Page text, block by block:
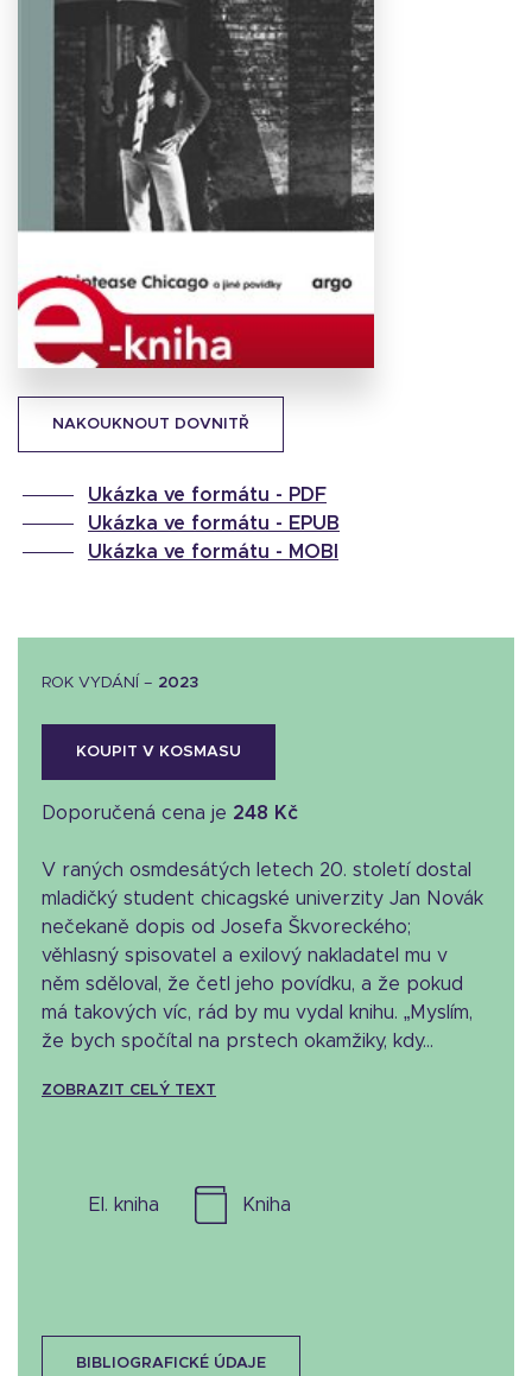
NAKOUKNOUT DOVNITŘ
Ukázka ve formátu - PDF
Ukázka ve formátu - EPUB
Ukázka ve formátu - MOBI
ROK VYDÁNÍ – 2023
KOUPIT V KOSMASU
Doporučená cena je 248 Kč
V raných osmdesátých letech 20. století dostal
mladičký student chicagské univerzity Jan Novák
nečekaně dopis od Josefa Škvoreckého;
věhlasný spisovatel a exilový nakladatel mu v
něm sděloval, že četl jeho povídku, a že pokud
má takových víc, rád by mu vydal knihu. „Myslím,
že bych spočítal na prstech okamžiky, kdy...
ZOBRAZIT CELÝ TEXT
el. kniha kniha
BIBLIOGRAFICKÉ ÚDAJE